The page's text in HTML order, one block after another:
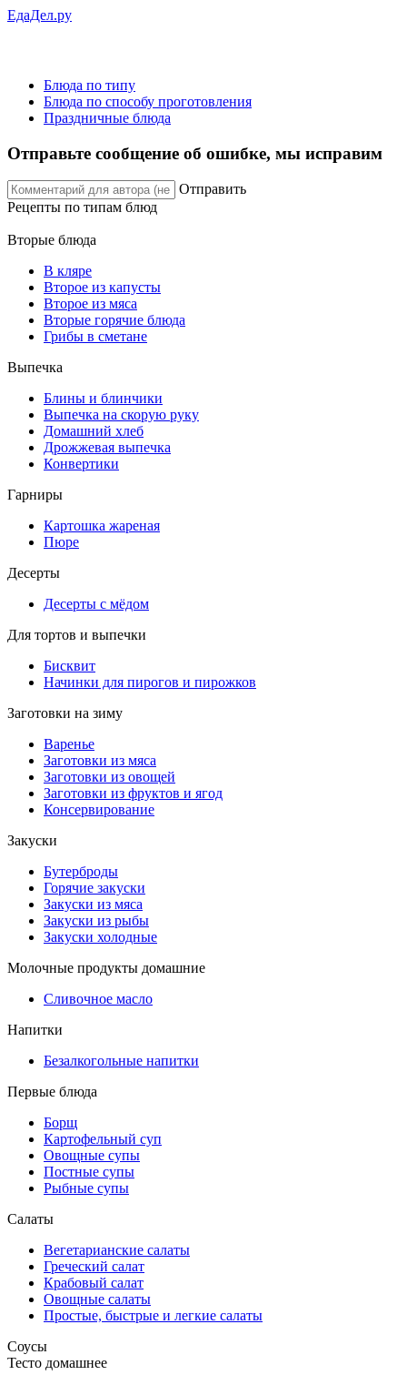
ЕдаДел.ру
Блюда по типу
Блюда по способу проготовления
Праздничные блюда
Отправьте сообщение об ошибке, мы исправим
Отправить
Рецепты по типам блюд
Вторые блюда
В кляре
Второе из капусты
Второе из мяса
Вторые горячие блюда
Грибы в сметане
Выпечка
Блины и блинчики
Выпечка на скорую руку
Домашний хлеб
Дрожжевая выпечка
Конвертики
Гарниры
Картошка жареная
Пюре
Десерты
Десерты с мёдом
Для тортов и выпечки
Бисквит
Начинки для пирогов и пирожков
Заготовки на зиму
Варенье
Заготовки из мяса
Заготовки из овощей
Заготовки из фруктов и ягод
Консервирование
Закуски
Бутерброды
Горячие закуски
Закуски из мяса
Закуски из рыбы
Закуски холодные
Молочные продукты домашние
Сливочное масло
Напитки
Безалкогольные напитки
Первые блюда
Борщ
Картофельный суп
Овощные супы
Постные супы
Рыбные супы
Салаты
Вегетарианские салаты
Греческий салат
Крабовый салат
Овощные салаты
Простые, быстрые и легкие салаты
Соусы
Тесто домашнее